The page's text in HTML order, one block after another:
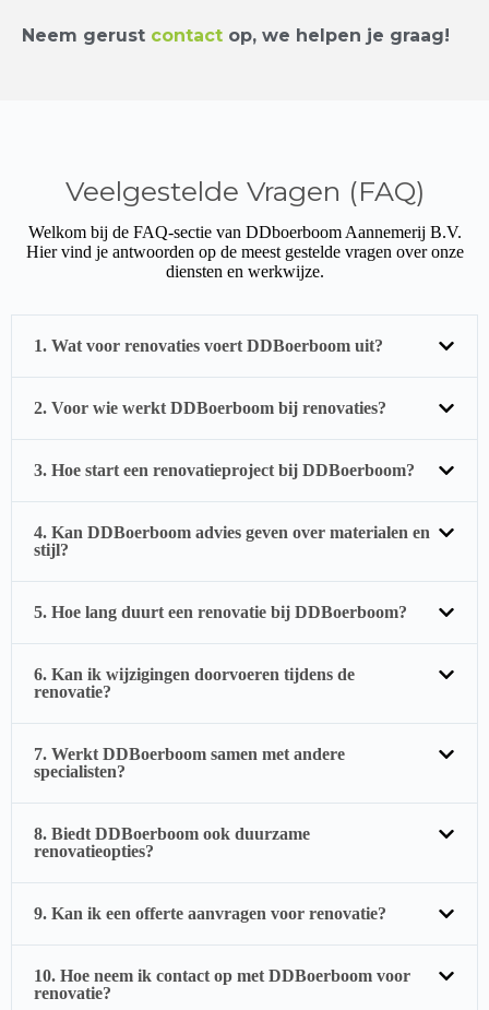
Neem gerust contact op, we helpen je graag!
Veelgestelde Vragen (FAQ)
Welkom bij de FAQ-sectie van DDboerboom Aannemerij B.V.
Hier vind je antwoorden op de meest gestelde vragen over onze
diensten en werkwijze.
1. Wat voor renovaties voert DDBoerboom uit?
2. Voor wie werkt DDBoerboom bij renovaties?
3. Hoe start een renovatieproject bij DDBoerboom?
4. Kan DDBoerboom advies geven over materialen en
stijl?
5. Hoe lang duurt een renovatie bij DDBoerboom?
6. Kan ik wijzigingen doorvoeren tijdens de
renovatie?
7. Werkt DDBoerboom samen met andere
specialisten?
8. Biedt DDBoerboom ook duurzame
renovatieopties?
9. Kan ik een offerte aanvragen voor renovatie?
10. Hoe neem ik contact op met DDBoerboom voor
renovatie?